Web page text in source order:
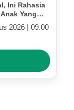
Ini Rahasia
Yang
2026 | 09.00